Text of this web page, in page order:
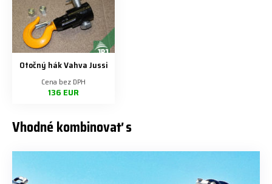
Otočný hák Vahva Jussi
Cena bez DPH
136 EUR
Vhodné kombinovať s